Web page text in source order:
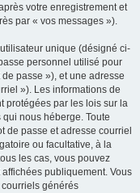
votre enregistrement et
par « vos messages »).
unique (désigné ci-
personnel utilisé pour
passe »), et une adresse
»). Les informations de
protégées par les lois sur la
nous héberge. Toute
de passe et adresse courriel
ou facultative, à la
les cas, vous pouvez
publiquement. Vous
générés